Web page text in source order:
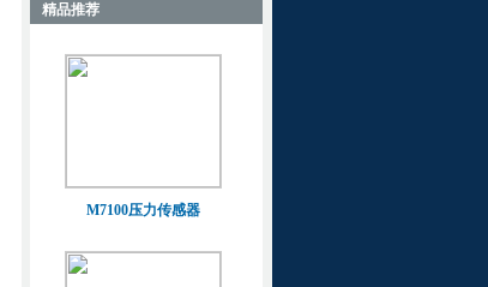
精品推荐
M7100压力传感器